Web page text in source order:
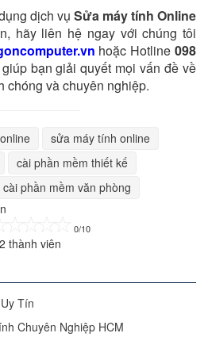
dịch vụ Sửa máy tính Online
hãy liên hệ ngay với chúng tôi
hoặc Hotline098
bạn giải quyết mọi vấn đề về
chóng và chuyên nghiệp.
sửa máy tính online
cài phần mềm thiết kế
cài phần mềm văn phòng
0/10
thành viên
Tín
Chuyên Nghiệp HCM